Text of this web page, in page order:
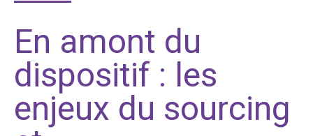
En amont du
dispositif : les
enjeux du sourcing